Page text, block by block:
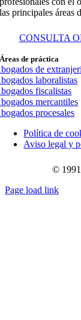
las principales áreas
CONSULTA
Áreas de práctica
de
laboralistas
fiscalistas
mercantiles
procesales
Política de
Aviso legal y
© 1991
Page load link